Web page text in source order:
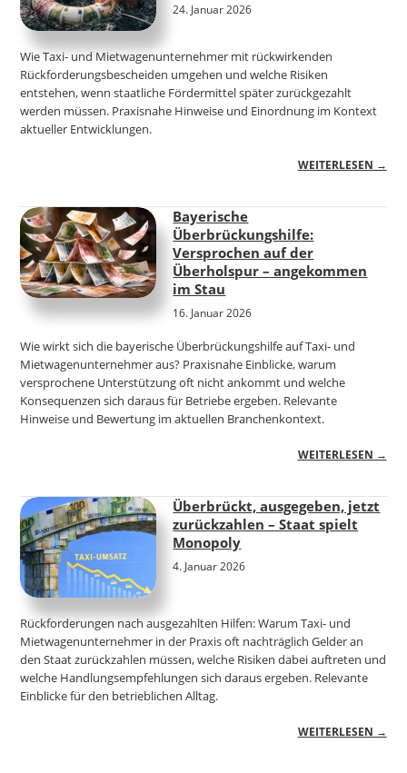
24. Januar 2026
Wie Taxi- und Mietwagenunternehmer mit rückwirkenden
Rückforderungsbescheiden umgehen und welche Risiken
entstehen, wenn staatliche Fördermittel später zurückgezahlt
werden müssen. Praxisnahe Hinweise und Einordnung im Kontext
aktueller Entwicklungen.
WEITERLESEN →
Bayerische
Überbrückungshilfe:
Versprochen auf der
Überholspur – angekommen
im Stau
16. Januar 2026
Wie wirkt sich die bayerische Überbrückungshilfe auf Taxi- und
Mietwagenunternehmer aus? Praxisnahe Einblicke, warum
versprochene Unterstützung oft nicht ankommt und welche
Konsequenzen sich daraus für Betriebe ergeben. Relevante
Hinweise und Bewertung im aktuellen Branchenkontext.
WEITERLESEN →
Überbrückt, ausgegeben, jetzt
zurückzahlen – Staat spielt
Monopoly
4. Januar 2026
Rückforderungen nach ausgezahlten Hilfen: Warum Taxi- und
Mietwagenunternehmer in der Praxis oft nachträglich Gelder an
den Staat zurückzahlen müssen, welche Risiken dabei auftreten und
welche Handlungsempfehlungen sich daraus ergeben. Relevante
Einblicke für den betrieblichen Alltag.
WEITERLESEN →